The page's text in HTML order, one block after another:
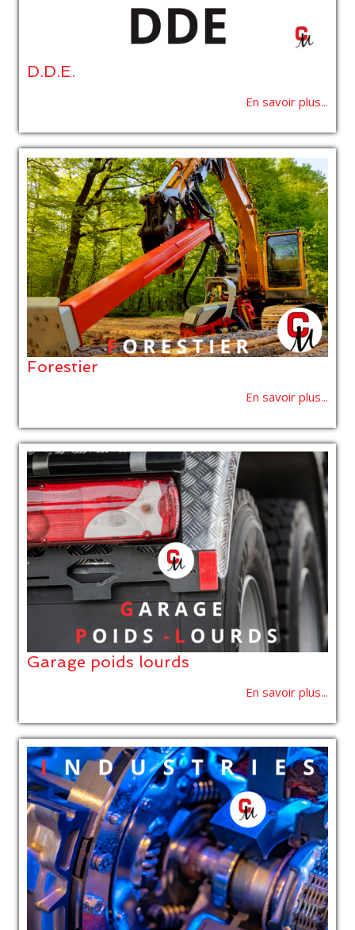
D.D.E.
En savoir plus...
Forestier
En savoir plus...
Garage poids lourds
En savoir plus...